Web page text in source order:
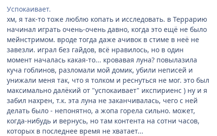
Успокаивает.
хм, я так-то тоже люблю копать и исследовать. в Террарию
начинал играть очень-очень давно, когда это ещё не было
мейнстримом. вроде тогда даже ачивок в стиме в неё не
завезли. играл без гайдов, всё нравилось, но в один
момент началась какая-то... кровавая луна? повылазила
куча гоблинов, разломали мой домик, убили неписей и
унижали меня так, что я толком и реснуться не мог. это был
максимально далёкий от "успокаивает" икспириенс ) ну и я
забил нахрен, т.к. эта луна не заканчивалась, чего с ней
делать было - непонятно, а жопа горела сильно. может,
когда-нибудь и вернусь, но там контента на сотни часов,
которых в последнее время не хватает...